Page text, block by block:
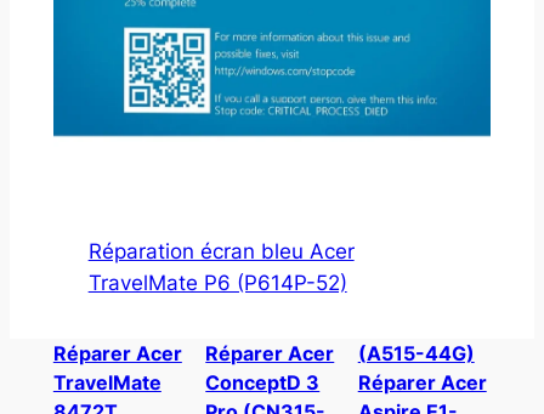
Réparation écran bleu Acer
TravelMate P6 (P614P-52)
Réparer Acer
TravelMate
Réparer Acer
ConceptD 3
(A515-44G)
Réparer Acer